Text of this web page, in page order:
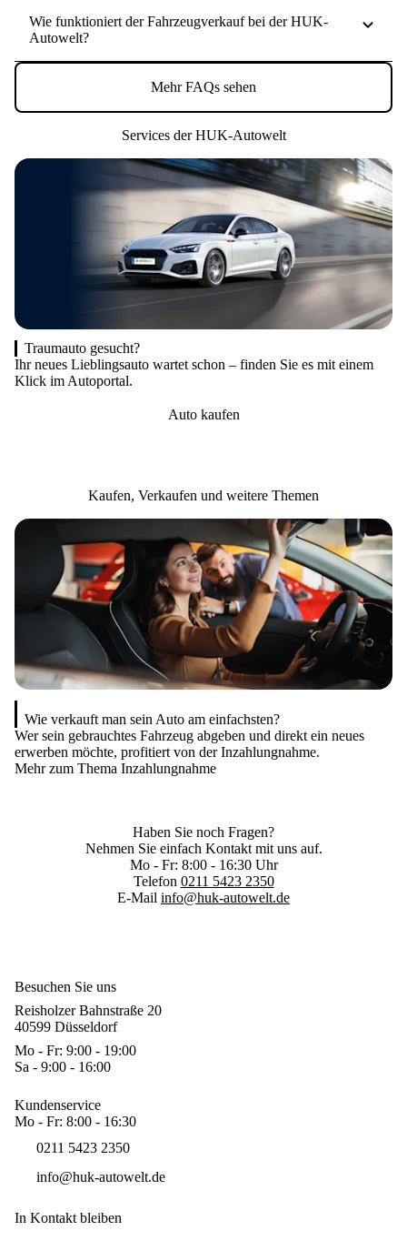
Wie funktioniert der Fahrzeugverkauf bei der HUK-
Autowelt?
Mehr FAQs sehen
Services der HUK-Autowelt
Traumauto gesucht?
Ihr neues Lieblingsauto wartet schon – finden Sie es mit einem
Klick im Autoportal.
Auto kaufen
Kaufen, Verkaufen und weitere Themen
Wie verkauft man sein Auto am einfachsten?
Wer sein gebrauchtes Fahrzeug abgeben und direkt ein neues
erwerben möchte, profitiert von der Inzahlungnahme.
Mehr zum Thema Inzahlungnahme
Haben Sie noch Fragen?
Nehmen Sie einfach Kontakt mit uns auf.
Mo - Fr: 8:00 - 16:30 Uhr
Telefon 0211 5423 2350
E-Mail info@huk-autowelt.de
Besuchen Sie uns
Reisholzer Bahnstraße 20
40599 Düsseldorf
Mo - Fr: 9:00 - 19:00
Sa - 9:00 - 16:00
Kundenservice
Mo - Fr: 8:00 - 16:30
0211 5423 2350
info@huk-autowelt.de
In Kontakt bleiben